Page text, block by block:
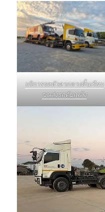
บริการรถหัวลากหางพื้นเรียบ
ขนส่งรถดับเพลิง